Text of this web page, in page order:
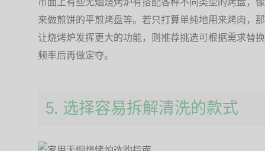
来做煎饼的平煎烤盘等。若只打算单纯地用来烤肉，
让烧烤炉发挥更大的功能，则推荐挑选可根据需求替
频率后再做定夺。
5. 选择容易拆解清洗的款式